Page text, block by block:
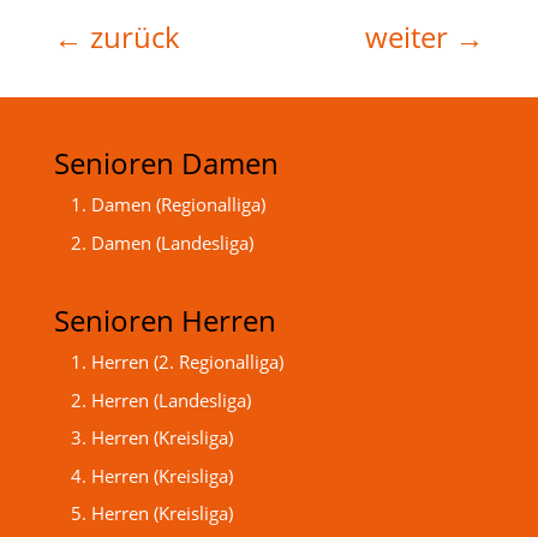
← zurück weiter →
Senioren Damen
1. Damen (Regionalliga)
2. Damen (Landesliga)
Senioren Herren
1. Herren (2. Regionalliga)
2. Herren (Landesliga)
3. Herren (Kreisliga)
4. Herren (Kreisliga)
5. Herren (Kreisliga)